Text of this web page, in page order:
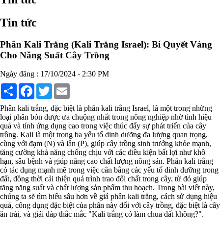
Chất phụ gia bánh kẹo kem
Chất phụ gia nước giải khát
Chất phụ gia xúc xích
Chất phụ gia rau củ quả
Chất phụ gia thạch rau câu
Chất phụ gia đậu hũ
HÓA CHẤT TẨY RỬA
Tẩy rửa công nghiệp
Tẩy rửa sinh hoạt
Tẩy rửa ô tô xe máy
Tẩy cáu cặn đường ống
Tẩy rửa khác
HÓA CHẤT THỦY SẢN
Hóa chất xử lý nước
Men đường ruột
Men vi sinh EM gốc
Bổ sung khoáng chất
Bổ gan và giải độc gan
Phòng và trị bệnh
Bổ sung dinh dưỡng tăng trọng
Tin tức
Phân Kali Trắng (Kali Trắng Israel): Bí Quyết Vàng
Cho Năng Suất Cây Trồng
Ngày đăng : 17/10/2024 - 2:30 PM
Share Facebook
Twitter
Phân kali trắng, đặc biệt là phân kali trắng Israel, là một trong những
loại phân bón được ưa chuộng nhất trong nông nghiệp nhờ tính hiệu
quả và tính ứng dụng cao trong việc thúc đẩy sự phát triển của cây
trồng. Kali là một trong ba yếu tố dinh dưỡng đa lượng quan trọng,
cùng với đạm (N) và lân (P), giúp cây trồng sinh trưởng khỏe mạnh,
tăng cường khả năng chống chịu với các điều kiện bất lợi như khô
hạn, sâu bệnh và giúp nâng cao chất lượng nông sản. Phân kali trắng
có tác dụng mạnh mẽ trong việc cân bằng các yếu tố dinh dưỡng trong
đất, đồng thời cải thiện quá trình trao đổi chất trong cây, từ đó giúp
tăng năng suất và chất lượng sản phẩm thu hoạch. Trong bài viết này,
chúng ta sẽ tìm hiểu sâu hơn về giá phân kali trắng, cách sử dụng hiệu
quả, công dụng đặc biệt của phân này đối với cây trồng, đặc biệt là cây
ăn trái, và giải đáp thắc mắc "Kali trắng có làm chua đất không?".